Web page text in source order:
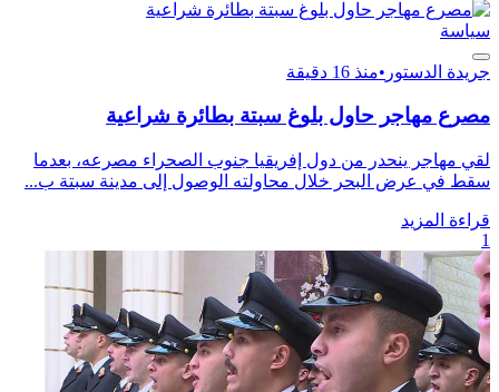
سياسة
جريدة الدستور •منذ 16 دقيقة
مصرع مهاجر حاول بلوغ سبتة بطائرة شراعية
لقي مهاجر ينحدر من دول إفريقيا جنوب الصحراء مصرعه، بعدما
سقط في عرض البحر خلال محاولته الوصول إلى مدينة سبتة ب...
قراءة المزيد
1